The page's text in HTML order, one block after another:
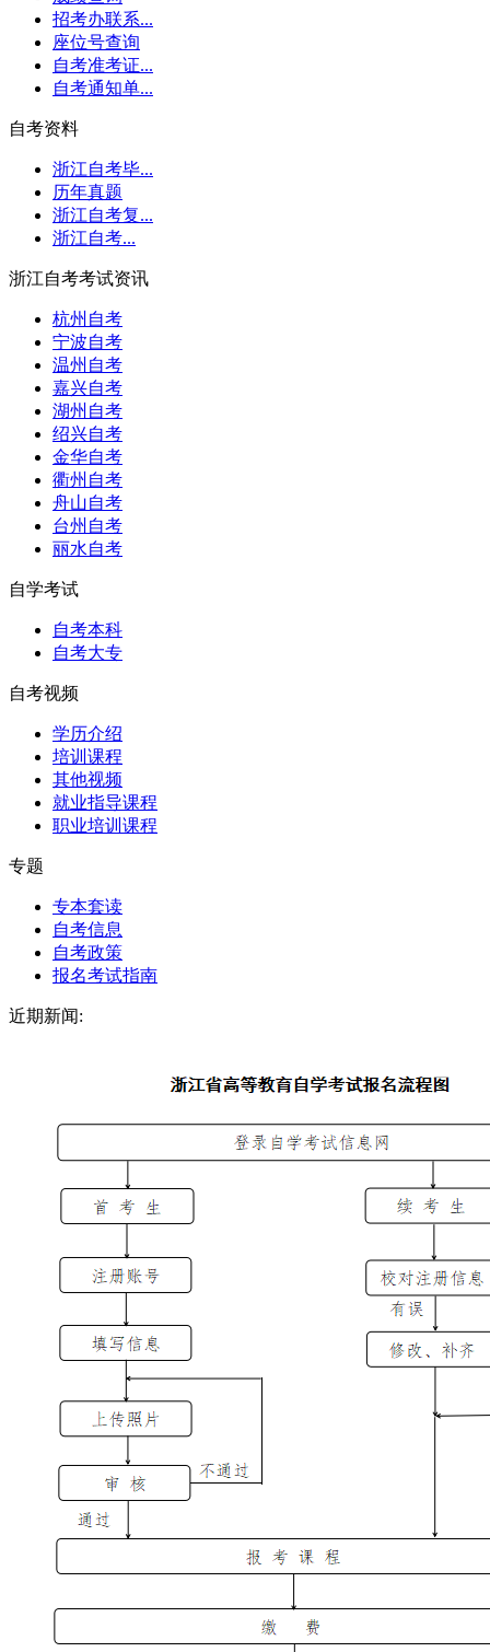
招考办联系...
座位号查询
自考准考证...
自考通知单...
自考资料
浙江自考毕...
历年真题
浙江自考复...
浙江自考...
浙江自考考试资讯
杭州自考
宁波自考
温州自考
嘉兴自考
湖州自考
绍兴自考
金华自考
衢州自考
舟山自考
台州自考
丽水自考
自学考试
自考本科
自考大专
自考视频
学历介绍
培训课程
其他视频
就业指导课程
职业培训课程
专题
专本套读
自考信息
自考政策
报名考试指南
近期新闻: